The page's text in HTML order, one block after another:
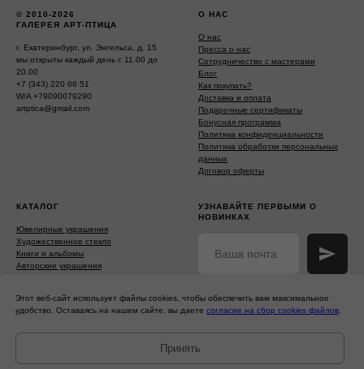
Этот веб-сайт использует файлы cookies, чтобы обеспечить вам максимальное
удобство. Оставаясь на нашем сайте, вы даете согласие на сбор cookies файлов
Принять
© 2010-2026
ГАЛЕРЕЯ АРТ-ПТИЦА
г. Екатеринбург, ул. Энгельса, д. 15
мы открыты каждый день с 11.00 до
20.00
+7 (343) 220 66 51
W/A +79090079290
artptica@gmail.com
О НАС
О нас
Пресса о нас
Сотрудничество с мастерами
Блог
Как покупать?
Доставка и оплата
Подарочные сертификаты
Бонусная программа
Политика конфиденциальности
Политика обработки персональных
данных
Договор оферты
КАТАЛОГ
Ювелирные украшения
Художественное стекло
Книги и альбомы
Авторские украшения
Фигурки из серебра
Скульптура из серебра и бронзы
УЗНАВАЙТЕ ПЕРВЫМИ О
НОВИНКАХ
на обработку персональных
и получение
рекламно-
информационных сообщений